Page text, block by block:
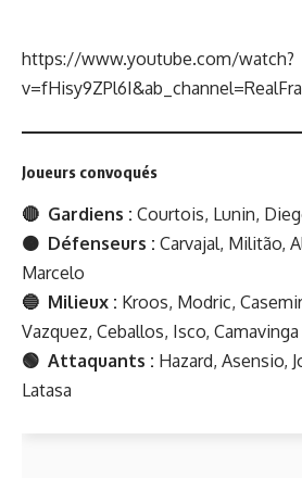
https://www.youtube.com/watch?
Joueurs convoqués
🔴 Gardiens : Courtois, Lunin,
🟠 Défenseurs : Carvajal, Militão,
Marcelo
🔵 Milieux : Kroos, Modric,
Vazquez, Ceballos, Isco, Camavinga
🟢 Attaquants : Hazard, Asensio,
Latasa